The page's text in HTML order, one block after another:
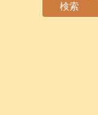
検索